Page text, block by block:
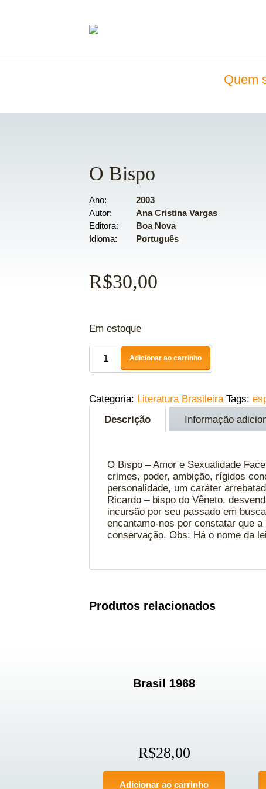
Quem
O Bispo
Ano
2003
Autor
Ana Cristina Vargas
Editora
Boa Nova
Idioma
Português
R$30,00
Em estoque
Adicionar ao carrinho
Categoria: Literatura Brasileira Tags:
Descrição
Informação
O Bispo – Amor e Sexualidade
crimes, poder, ambição, rígidos
personalidade, um caráter
Ricardo – bispo do Vêneto,
incursão por seu passado em
encantamo-nos por constatar que
conservação. Obs: Há o nome da
Produtos relacionados
Brasil 1968
R$28,00
Adicionar ao carrinho